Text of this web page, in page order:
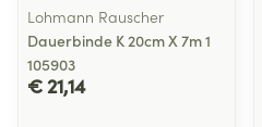
Lohmann Rauscher
Dauerbinde K 20cm X 7m 1
105903
€ 21,14